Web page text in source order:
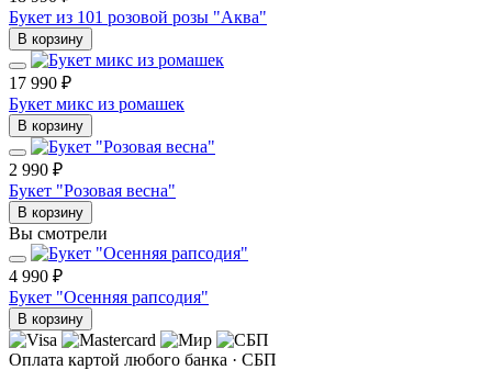
Букет из 101 розовой розы "Аква"
В корзину
17 990 ₽
Букет микс из ромашек
В корзину
2 990 ₽
Букет "Розовая весна"
В корзину
Вы смотрели
4 990 ₽
Букет "Осенняя рапсодия"
В корзину
Оплата картой любого банка · СБП